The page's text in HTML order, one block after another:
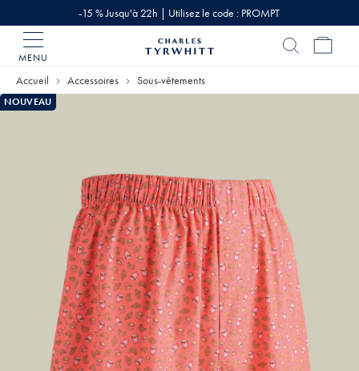
-15 % Jusqu'à 22h | Utilisez le code : PROMPT
MENU
Tyrwhitt
Accueil Accessoires Sous-vêtements
NOUVEAU